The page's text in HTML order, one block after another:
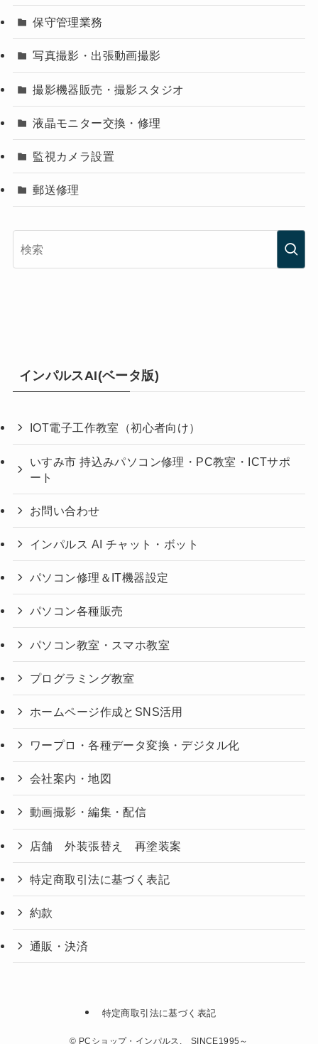
保守管理業務
写真撮影・出張動画撮影
撮影機器販売・撮影スタジオ
液晶モニター交換・修理
監視カメラ設置
郵送修理
インパルスAI(ベータ版)
IOT電子工作教室（初心者向け）
いすみ市 持込みパソコン修理・PC教室・ICTサポ
ート
お問い合わせ
インパルス AI チャット・ボット
パソコン修理＆IT機器設定
パソコン各種販売
パソコン教室・スマホ教室
プログラミング教室
ホームページ作成とSNS活用
ワープロ・各種データ変換・デジタル化
会社案内・地図
動画撮影・編集・配信
店舗 外装張替え 再塗装案
特定商取引法に基づく表記
約款
通販・決済
特定商取引法に基づく表記
© PCショップ・インパルス. SINCE1995～